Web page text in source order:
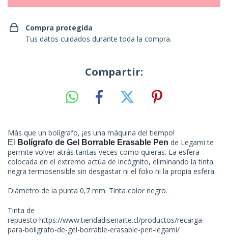
Compra protegida
Tus datos cuidados durante toda la compra.
Compartir:
Más que un bolígrafo, ¡es una máquina del tiempo!
El Bolígrafo de Gel Borrable Erasable Pen de Legami te
permite volver atrás tantas veces como quieras. La esfera
colocada en el extremo actúa de incógnito, eliminando la tinta
negra termosensible sin desgastar ni el folio ni la propia esfera.
Diámetro de la punta 0,7 mm. Tinta color negro.
Tinta de
repuesto https://www.tiendadisenarte.cl/productos/recarga-
para-boligrafo-de-gel-borrable-erasable-pen-legami/